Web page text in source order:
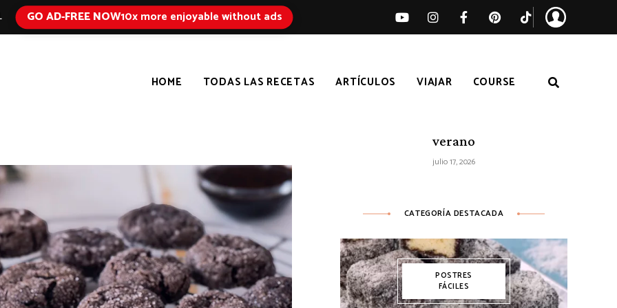
GO AD-FREE NOW10x more enjoyable without ads
HOME TODAS LAS RECETAS ARTÍCULOS VIAJAR COURSE
verano
julio 17, 2026
CATEGORÍA DESTACADA
POSTRES
FÁCILES